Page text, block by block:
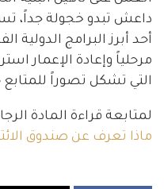
أحد أبرز البرامج الدولية
مرحلياً وإعادة الإعمار
التي تشكل تصوراً للمتابع
لمتابعة قراءة المادة
ماذا تعرف عن صندوق